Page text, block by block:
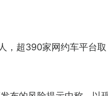
，超390家网约车平台取